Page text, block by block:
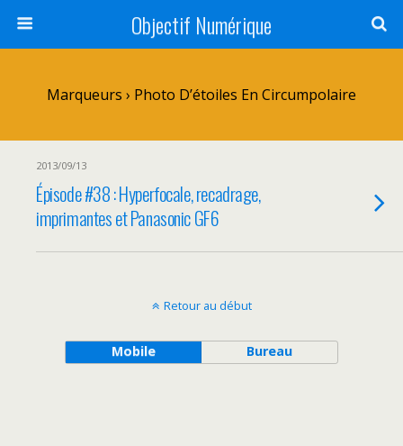
Objectif Numérique
Marqueurs › Photo D’étoiles En Circumpolaire
2013/09/13
Épisode #38 : Hyperfocale, recadrage,
imprimantes et Panasonic GF6
Retour au début
Mobile Bureau